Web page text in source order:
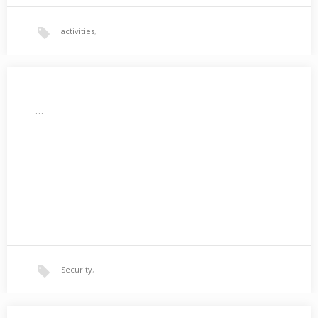
activities,
…
Security,